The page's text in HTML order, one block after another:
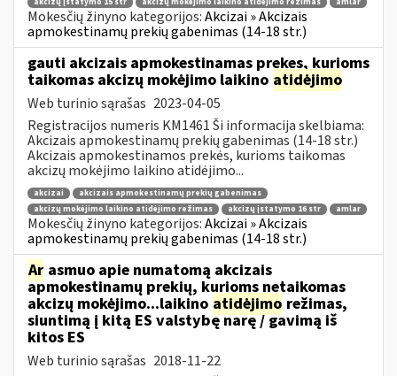
Mokesčių žinyno kategorijos:Akcizai » Akcizais
apmokestinamų prekių gabenimas (14-18 str.)
gauti akcizais apmokestinamas prekes, kurioms
taikomas akcizų mokėjimo laikino atidėjimo
Web turinio sąrašas 2023-04-05
Registracijos numeris KM1461 Ši informacija skelbiama:
Akcizais apmokestinamų prekių gabenimas (14-18 str.)
Akcizais apmokestinamos prekės, kurioms taikomas
akcizų mokėjimo laikino atidėjimo...
akcizai
akcizais apmokestinamų prekių gabenimas
akcizų mokėjimo laikino atidėjimo režimas
akcizų įstatymo 16 str amlar
Mokesčių žinyno kategorijos:Akcizai » Akcizais
apmokestinamų prekių gabenimas (14-18 str.)
Ar asmuo apie numatomą akcizais
apmokestinamų prekių, kurioms netaikomas
akcizų mokėjimo...laikino atidėjimo režimas,
siuntimą į kitą ES valstybę narę / gavimą iš
kitos ES
Web turinio sąrašas 2018-11-22